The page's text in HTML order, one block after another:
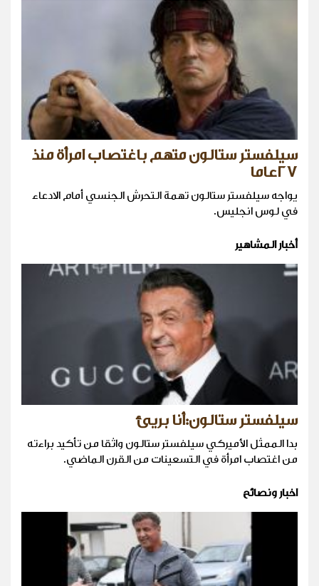
سيلفستر ستالون متهم باغتصاب امرأة منذ
٢٧عاما
يواجه سيلفستر ستالون تهمة التحرش الجنسي أمام الادعاء
في لوس انجليس.
أخبار المشاهير
سيلفستر ستالون:أنا بريئ
بدا الممثل الأميركي سيلفستر ستالون واثقا من تأكيد براءته
من اغتصاب امرأة في التسعينات من القرن الماضي.
اخبار ونصائح